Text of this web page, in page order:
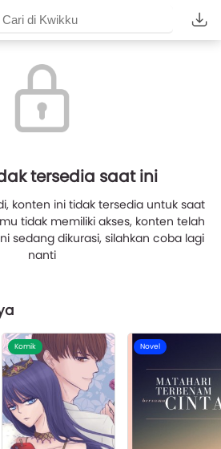
tersedia saat ini
konten ini tidak tersedia untuk saat
tidak memiliki akses, konten telah
sedang dikurasi, silahkan coba lagi
nanti
Komik Novel